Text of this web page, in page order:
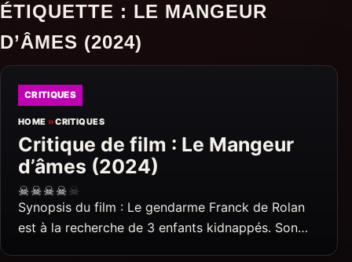
ÉTIQUETTE : LE MANGEUR
D’ÂMES (2024)
CRITIQUES
HOME »CRITIQUES
Critique de film : Le Mangeur
d’âmes (2024)
☠☠☠☠☠
Synopsis du film : Le gendarme Franck de Rolan
est à la recherche de 3 enfants kidnappés. Son…